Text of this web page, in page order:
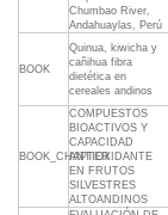
Chumbao River,
Andahuaylas, Perú
BOOK
Quinua, kiwicha y
cañihua fibra
dietética en
cereales andinos
BOOK_CHAPTER
COMPUESTOS
BIOACTIVOS Y
CAPACIDAD
ANTIOXIDANTE
EN FRUTOS
SILVESTRES
ALTOANDINOS